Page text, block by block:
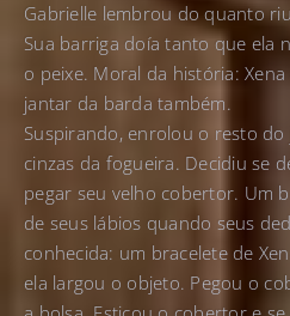
Gabrielle lembrou do quanto
Sua barriga doía tanto que ela
o peixe. Moral da história:
jantar da barda também.
Suspirando, enrolou o resto
cinzas da fogueira. Decidiu se
pegar seu velho cobertor. Um
de seus lábios quando seus
conhecida: um bracelete de
ela largou o objeto. Pegou o